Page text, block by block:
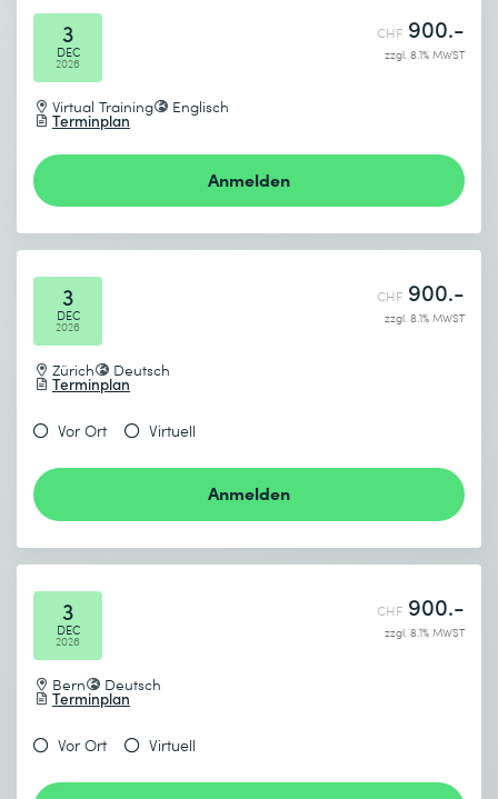
3
DEC
2026
Virtual Training Englisch
Terminplan
CHF 900.-
zzgl. 8.1% MWST
Anmelden
3
DEC
2026
Zürich Deutsch
Terminplan
CHF 900.-
zzgl. 8.1% MWST
Vor Ort Virtuell
Anmelden
3
DEC
2026
Bern Deutsch
Terminplan
CHF 900.-
zzgl. 8.1% MWST
Vor Ort Virtuell